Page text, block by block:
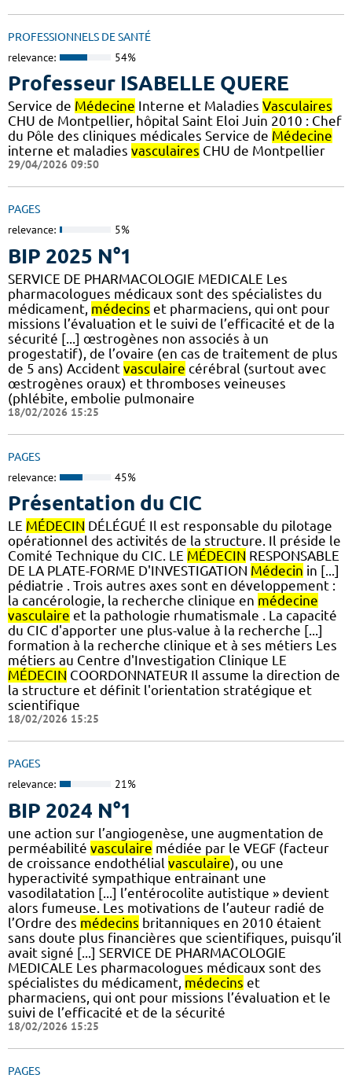
PROFESSIONNELS DE SANTÉ
relevance: 54%
Professeur ISABELLE QUERE
Service de Médecine Interne et Maladies Vasculaires
CHU de Montpellier, hôpital Saint Eloi Juin 2010 : Chef
du Pôle des cliniques médicales Service de Médecine
interne et maladies vasculaires CHU de Montpellier
29/04/2026 09:50
PAGES
relevance: 5%
BIP 2025 N°1
SERVICE DE PHARMACOLOGIE MEDICALE Les
pharmacologues médicaux sont des spécialistes du
médicament, médecins et pharmaciens, qui ont pour
missions l’évaluation et le suivi de l’efficacité et de la
sécurité [...] œstrogènes non associés à un
progestatif), de l’ovaire (en cas de traitement de plus
de 5 ans) Accident vasculaire cérébral (surtout avec
œstrogènes oraux) et thromboses veineuses
(phlébite, embolie pulmonaire
18/02/2026 15:25
PAGES
relevance: 45%
Présentation du CIC
LE MÉDECIN DÉLÉGUÉ Il est responsable du pilotage
opérationnel des activités de la structure. Il préside le
Comité Technique du CIC. LE MÉDECIN RESPONSABLE
DE LA PLATE-FORME D'INVESTIGATION Médecin in [...]
pédiatrie . Trois autres axes sont en développement :
la cancérologie, la recherche clinique en médecine
vasculaire et la pathologie rhumatismale . La capacité
du CIC d'apporter une plus-value à la recherche [...]
formation à la recherche clinique et à ses métiers Les
métiers au Centre d'Investigation Clinique LE
MÉDECIN COORDONNATEUR Il assume la direction de
la structure et définit l'orientation stratégique et
scientifique
18/02/2026 15:25
PAGES
relevance: 21%
BIP 2024 N°1
une action sur l’angiogenèse, une augmentation de
perméabilité vasculaire médiée par le VEGF (facteur
de croissance endothélial vasculaire), ou une
hyperactivité sympathique entrainant une
vasodilatation [...] l’entérocolite autistique » devient
alors fumeuse. Les motivations de l’auteur radié de
l’Ordre des médecins britanniques en 2010 étaient
sans doute plus financières que scientifiques, puisqu’il
avait signé [...] SERVICE DE PHARMACOLOGIE
MEDICALE Les pharmacologues médicaux sont des
spécialistes du médicament, médecins et
pharmaciens, qui ont pour missions l’évaluation et le
suivi de l’efficacité et de la sécurité
18/02/2026 15:25
PAGES